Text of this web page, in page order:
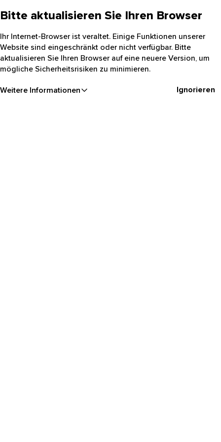
Bitte aktualisieren Sie Ihren Browser
Ihr Internet-Browser ist veraltet. Einige Funktionen unserer
Website sind eingeschränkt oder nicht verfügbar. Bitte
aktualisieren Sie Ihren Browser auf eine neuere Version, um
mögliche Sicherheitsrisiken zu minimieren.
Weitere Informationen Ignorieren